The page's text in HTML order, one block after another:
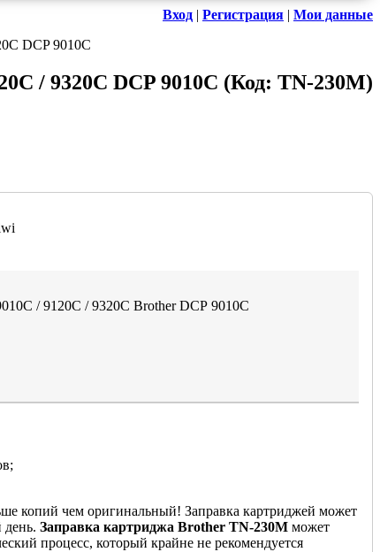
Вход | Регистрация | Мои данные
DCP 9010C
/ 9320C DCP 9010C (Код: TN-230M)
/ 9120C / 9320C Brother DCP 9010C
копий чем оригинальный! Заправка картриджей может
Заправка картриджа Brother TN-230M может
процесс, который крайне не рекомендуется